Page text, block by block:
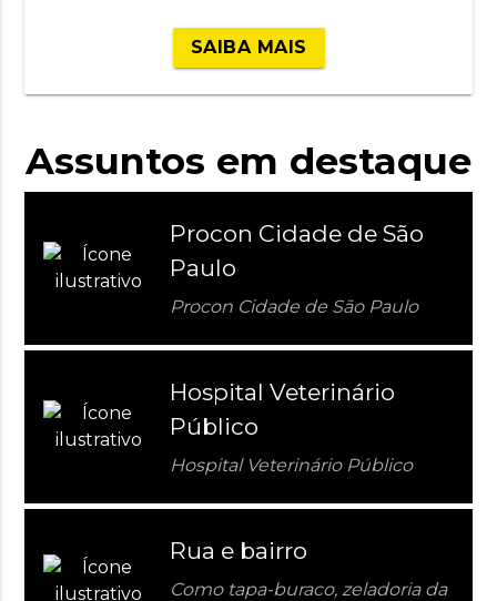
SAIBA MAIS
Assuntos em destaque
Procon Cidade de São
Paulo
Procon Cidade de São Paulo
Hospital Veterinário
Público
Hospital Veterinário Público
Rua e bairro
Como tapa-buraco, zeladoria da